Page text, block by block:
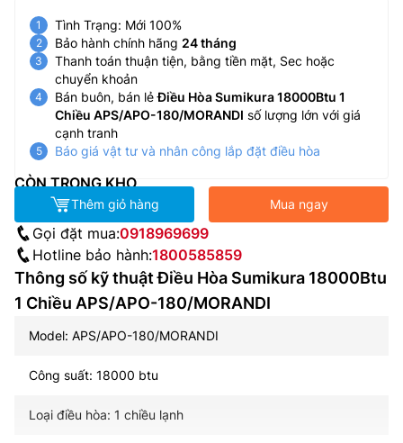
Tình Trạng: Mới 100%
Bảo hành chính hãng 24 tháng
Thanh toán thuận tiện, bằng tiền mặt, Sec hoặc
chuyển khoản
Bán buôn, bán lẻĐiều Hòa Sumikura 18000Btu 1
Chiều APS/APO-180/MORANDI số lượng lớn với giá
cạnh tranh
Báo giá vật tư và nhân công lắp đặt điều hòa
CÒN TRONG KHO
Thêm giỏ hàng Mua ngay
Gọi đặt mua:0918969699
Hotline bảo hành:1800585859
Thông số kỹ thuật Điều Hòa Sumikura 18000Btu
1 Chiều APS/APO-180/MORANDI
Model: APS/APO-180/MORANDI
Công suất: 18000 btu
Loại điều hòa: 1 chiều lạnh